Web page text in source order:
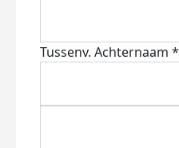
Tussenv. Achternaam *